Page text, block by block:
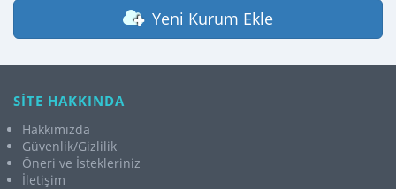
Yeni Kurum Ekle
SİTE HAKKINDA
Hakkımızda
Güvenlik/Gizlilik
Öneri ve İstekleriniz
İletişim